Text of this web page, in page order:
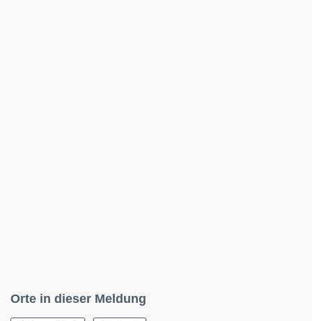
Orte in dieser Meldung